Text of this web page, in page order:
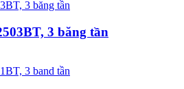
3 băng tần